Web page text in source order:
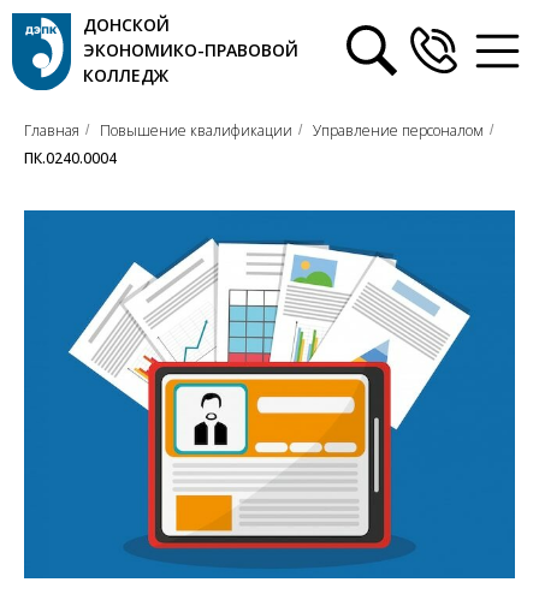
ДОНСКОЙ
ЭКОНОМИКО-ПРАВОВОЙ
КОЛЛЕДЖ
Главная / Повышение квалификации / Управление персоналом /
ПК.0240.0004